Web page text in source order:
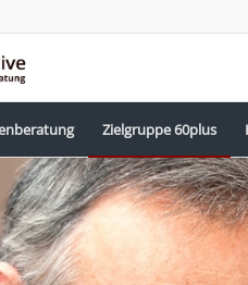
Zielgruppe 60plus